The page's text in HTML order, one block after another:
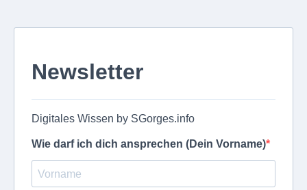
Newsletter
Digitales Wissen by SGorges.info
Wie darf ich dich ansprechen (Dein Vorname)